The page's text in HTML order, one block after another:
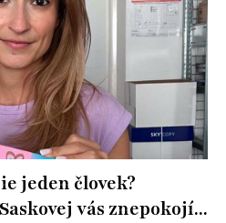
jeden človek?
vás znepokojí...